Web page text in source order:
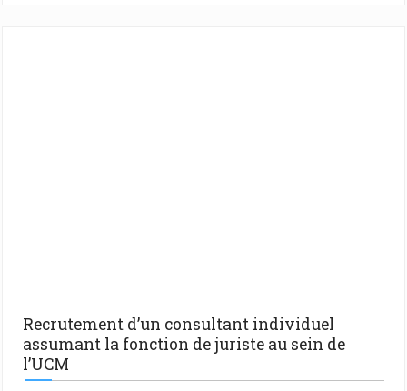
Recrutement d’un consultant individuel
assumant la fonction de juriste au sein de
l’UCM